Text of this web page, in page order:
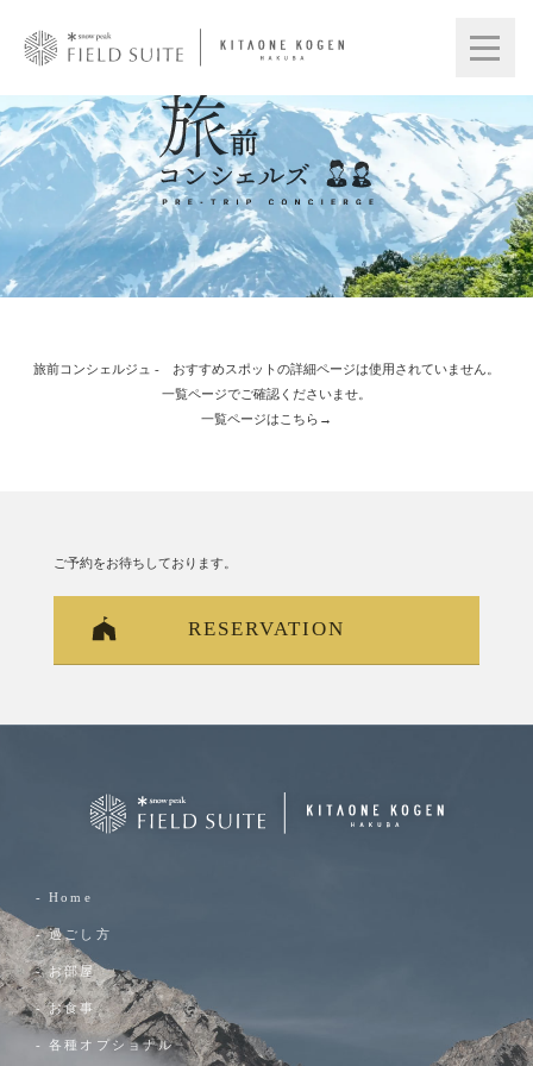
旅前コンシェルジュ - おすすめスポットの詳細ページは使用されていません。
一覧ページでご確認くださいませ。
一覧ページはこちら→
ご予約をお待ちしております。
RESERVATION
- Home
- 過ごし方
- お部屋
- お食事
- 各種オプショナル